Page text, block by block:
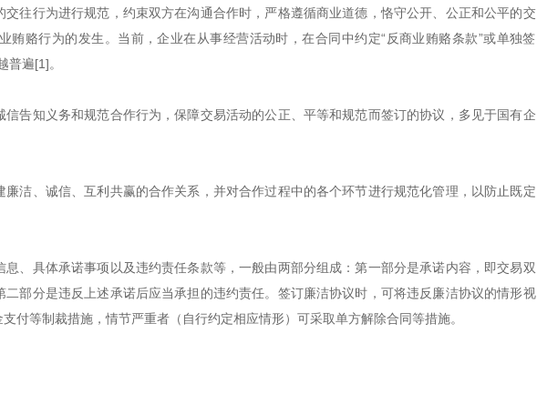
往行为进行规范，约束双方在沟通合作时，严格遵循商业道德，恪守公开、公正和公平的交
贿赂行为的发生。当前，企业在从事经营活动时，在合同中约定“反商业贿赂条款”或单独签
普遍[1]。
告知义务和规范合作行为，保障交易活动的公正、平等和规范而签订的协议，多见于国有企
洁、诚信、互利共赢的合作关系，并对合作过程中的各个环节进行规范化管理，以防止既定
、具体承诺事项以及违约责任条款等，一般由两部分组成：第一部分是承诺内容，即交易双
部分是违反上述承诺后应当承担的违约责任。签订廉洁协议时，可将违反廉洁协议的情形视
付等制裁措施，情节严重者（自行约定相应情形）可采取单方解除合同等措施。